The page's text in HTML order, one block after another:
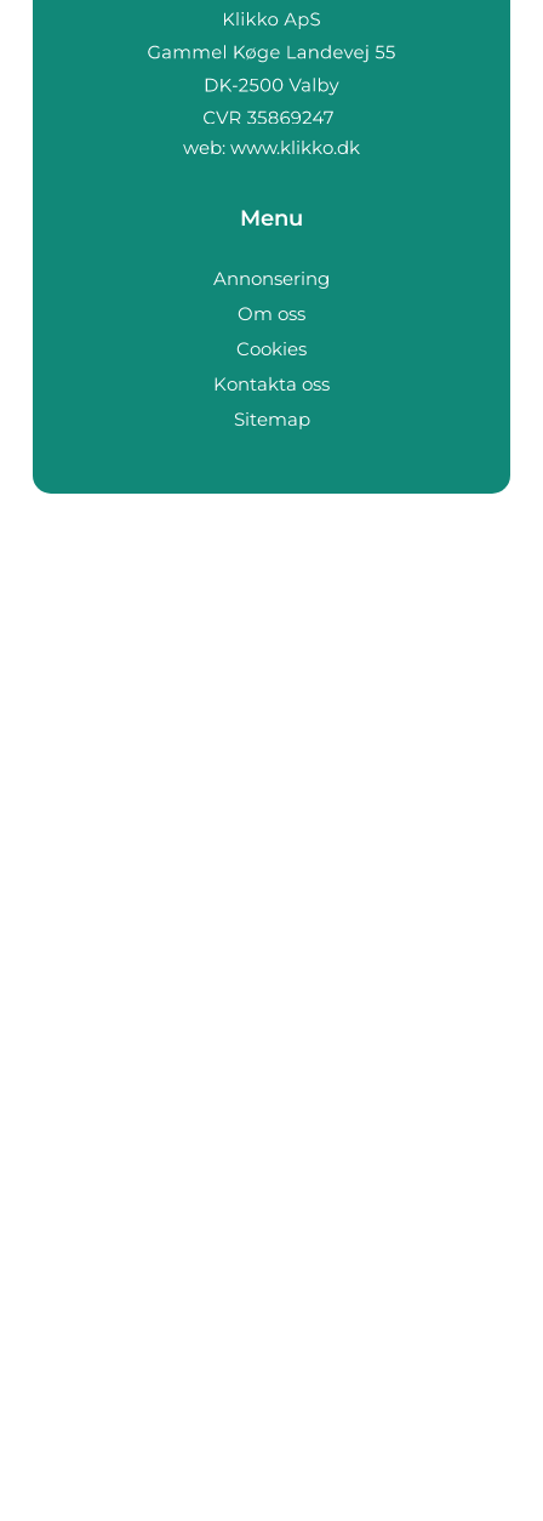
web: www.klikko.dk
Menu
Annonsering
Om oss
Cookies
Kontakta oss
Sitemap